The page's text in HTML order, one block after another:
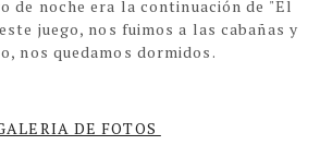
de noche era la continuación de "El
juego, nos fuimos a las cabañas y
nos quedamos dormidos.
DE FOTOS